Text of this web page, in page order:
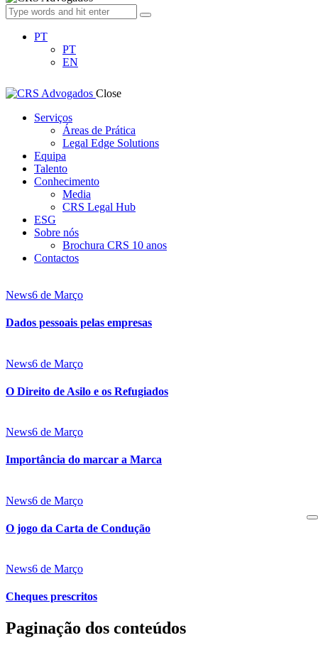
PT
PT
EN
Close
Serviços
Áreas de Prática
Legal Edge Solutions
Equipa
Talento
Conhecimento
Media
CRS Legal Hub
ESG
Sobre nós
Brochura CRS 10 anos
Contactos
News6 de Março
Dados pessoais pelas empresas
News6 de Março
O Direito de Asilo e os Refugiados
News6 de Março
Importância do marcar a Marca
News6 de Março
O jogo da Carta de Condução
News6 de Março
Cheques prescritos
Paginação dos conteúdos